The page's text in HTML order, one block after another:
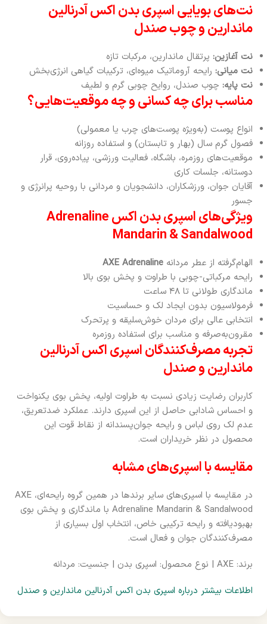
نت‌های بویایی اسپری بدن اکس آدرنالین
ماندارین و چوب صندل
نت آغازین: پرتقال ماندارین، مرکبات تازه
نت میانی: رایحه آروماتیک میوه‌ای، ترکیبات گیاهی انرژی‌بخش
نت پایه: چوب صندل، روایح چوبی گرم و لطیف
مناسب برای چه کسانی و چه موقعیت‌هایی؟
انواع پوست (به‌ویژه پوست‌های چرب یا معمولی)
فصول گرم سال (بهار و تابستان) و استفاده روزانه
موقعیت‌های روزمره، باشگاه، فعالیت ورزشی، پیاده‌روی، قرار
دوستانه، جلسات کاری
آقایان جوان، ورزشکاران، دانشجویان و مردانی با روحیه پرانرژی و
جسور
ویژگی‌های اسپری بدن اکس Adrenaline
Mandarin & Sandalwood
الهام‌گرفته از عطر مردانه AXE Adrenaline
رایحه مرکباتی-چوبی با طراوت و پخش بوی بالا
ماندگاری طولانی تا ۴۸ ساعت
فرمولاسیون بدون ایجاد لک و حساسیت
انتخابی عالی برای مردان خوش‌سلیقه و پرتحرک
مقرون‌به‌صرفه و مناسب برای استفاده روزمره
تجربه مصرف‌کنندگان اسپری اکس آدرنالین
ماندارین و صندل
کاربران رضایت زیادی نسبت به طراوت اولیه، پخش بوی یکنواخت
و احساس شادابی حاصل از این اسپری دارند. عملکرد ضدتعریق،
عدم لک روی لباس و رایحه جوان‌پسندانه از نقاط قوت این
محصول در نظر خریداران است.
مقایسه با اسپری‌های مشابه
در مقایسه با اسپری‌های سایر برندها در همین گروه رایحه‌ای، AXE
Adrenaline Mandarin & Sandalwood با ماندگاری و پخش بوی
بهبود‌یافته و رایحه ترکیبی خاص، انتخاب اول بسیاری از
مصرف‌کنندگان جوان و فعال است.
برند: AXE | نوع محصول: اسپری بدن | جنسیت: مردانه
اطلاعات بیشتر درباره اسپری بدن اکس آدرنالین ماندارین و صندل